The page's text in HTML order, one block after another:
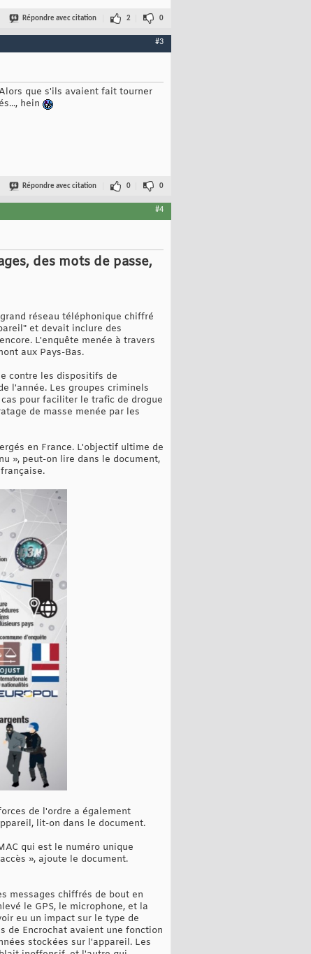
Répondre avec citation 2 0
#3
que s'ils avaient fait tourner
hein
Répondre avec citation 0 0
#4
des mots de passe,
réseau téléphonique chiffré
et devait inclure des
L'enquête menée à travers
aux Pays-Bas.
contre les dispositifs de
l'année. Les groupes criminels
pour faciliter le trafic de drogue
de masse menée par les
en France. L'objectif ultime de
», peut-on lire dans le document,
de l'ordre a également
lit-on dans le document.
qui est le numéro unique
», ajoute le document.
messages chiffrés de bout en
le GPS, le microphone, et la
eu un impact sur le type de
de Encrochat avaient une fonction
stockées sur l'appareil. Les